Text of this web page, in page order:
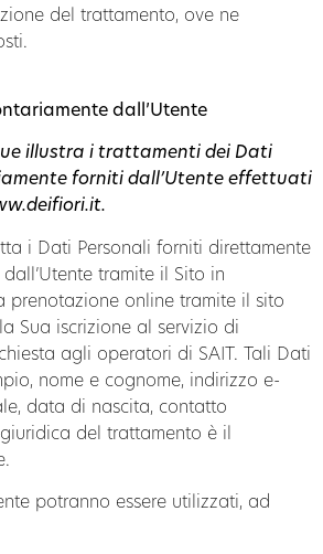
del trattamento, ove ne
dall’Utente
illustra i trattamenti dei Dati
forniti dall’Utente effettuati
.
i Dati Personali forniti direttamente
tramite il Sito in
prenotazione online tramite il sito
Sua iscrizione al servizio di
agli operatori di SAIT. Tali Dati
nome e cognome, indirizzo e-
data di nascita, contatto
del trattamento è il
potranno essere utilizzati, ad